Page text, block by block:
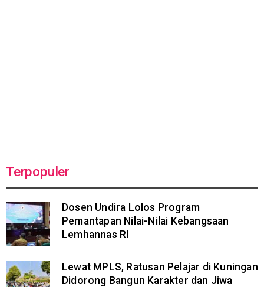
Terpopuler
Dosen Undira Lolos Program
Pemantapan Nilai-Nilai Kebangsaan
Lemhannas RI
Lewat MPLS, Ratusan Pelajar di Kuningan
Didorong Bangun Karakter dan Jiwa